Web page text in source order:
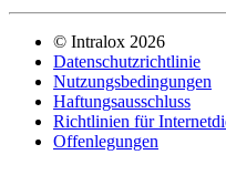
© Intralox 2026
Datenschutzrichtlinie
Nutzungsbedingungen
Haftungsausschluss
Richtlinien für
Offenlegungen